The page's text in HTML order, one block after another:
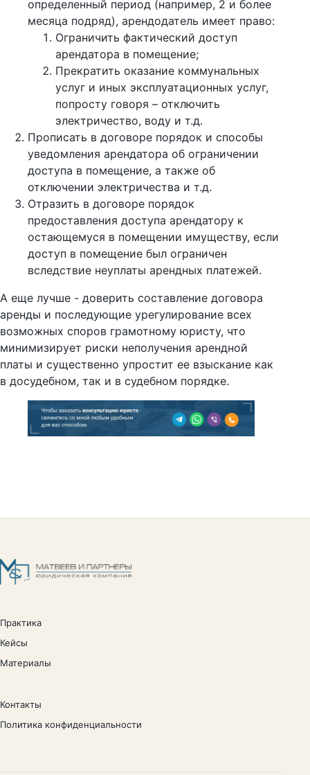
определенный период (например, 2 и более
месяца подряд), арендодатель имеет право:
Ограничить фактический доступ
арендатора в помещение;
Прекратить оказание коммунальных
услуг и иных эксплуатационных услуг,
попросту говоря – отключить
электричество, воду и т.д.
Прописать в договоре порядок и способы
уведомления арендатора об ограничении
доступа в помещение, а также об
отключении электричества и т.д.
Отразить в договоре порядок
предоставления доступа арендатору к
остающемуся в помещении имуществу, если
доступ в помещение был ограничен
вследствие неуплаты арендных платежей.
А еще лучше - доверить составление договора
аренды и последующие урегулирование всех
возможных споров грамотному юристу, что
минимизирует риски неполучения арендной
платы и существенно упростит ее взыскание как
в досудебном, так и в судебном порядке.
Практика
Кейсы
Материалы
Контакты
Политика конфиденциальности